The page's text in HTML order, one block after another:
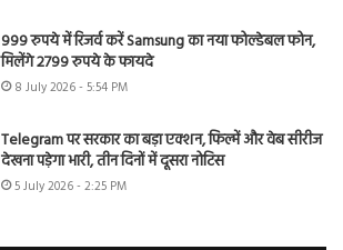
999 रुपये में रिजर्व करें Samsung का नया फोल्डेबल फोन,
मिलेंगे 2799 रुपये के फायदे
8 July 2026 - 5:54 PM
Telegram पर सरकार का बड़ा एक्शन, फिल्में और वेब सीरीज
देखना पड़ेगा भारी, तीन दिनों में दूसरा नोटिस
5 July 2026 - 2:25 PM